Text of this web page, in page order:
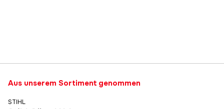
Aus unserem Sortiment genommen
STIHL